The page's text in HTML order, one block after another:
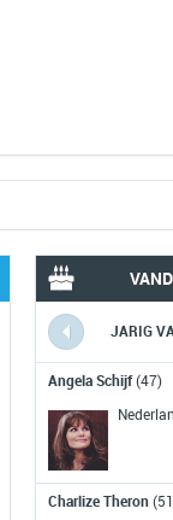
JARIG
Angela Schijf(47)
Charlize Theron